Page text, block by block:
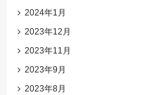
2024年1月
2023年12月
2023年11月
2023年9月
2023年8月